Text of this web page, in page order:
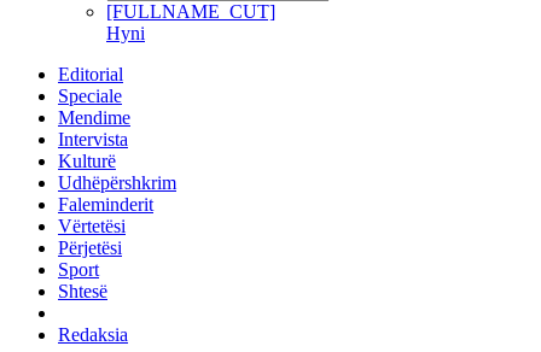
[FULLNAME_CUT]
Hyni
Editorial
Speciale
Mendime
Intervista
Kulturë
Udhëpërshkrim
Faleminderit
Vërtetësi
Përjetësi
Sport
Shtesë
Redaksia